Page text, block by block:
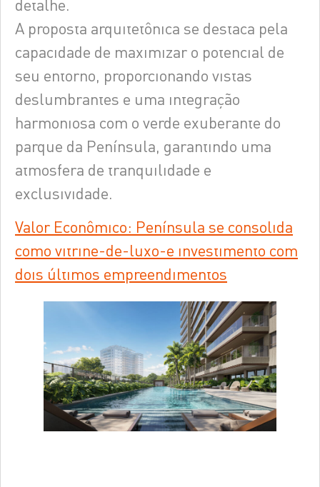
detalhe.
A proposta arquitetônica se destaca pela
capacidade de maximizar o potencial de
seu entorno, proporcionando vistas
deslumbrantes e uma integração
harmoniosa com o verde exuberante do
parque da Península, garantindo uma
atmosfera de tranquilidade e
exclusividade.
Valor Econômico: Península se consolida
como vitrine-de-luxo-e investimento com
dois últimos empreendimentos